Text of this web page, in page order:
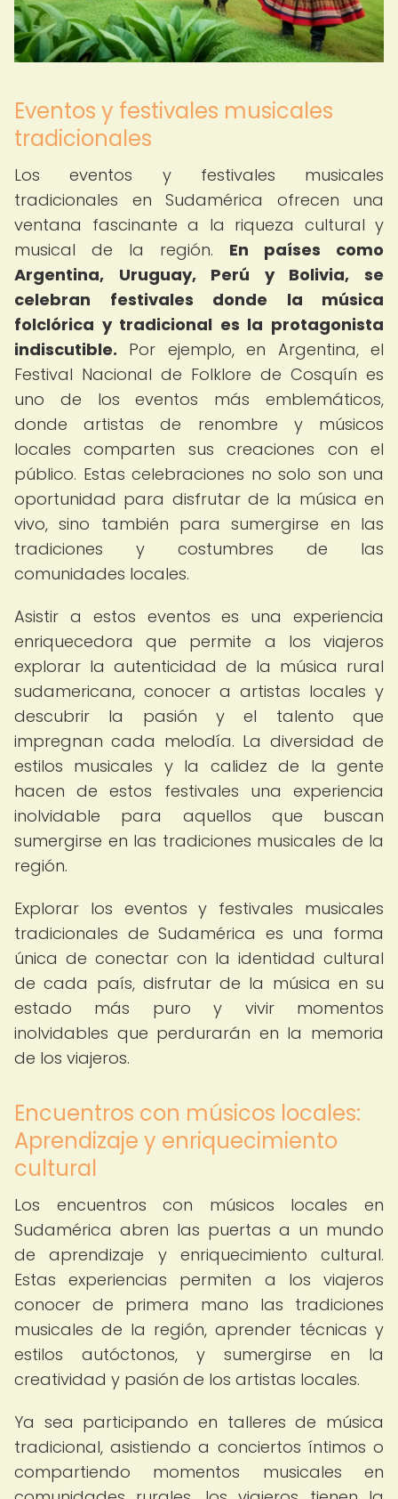
Eventos y festivales musicales
tradicionales
Los eventos y festivales musicales
tradicionales en Sudamérica ofrecen una
ventana fascinante a la riqueza cultural y
musical de la región. En países como
Argentina, Uruguay, Perú y Bolivia, se
celebran festivales donde la música
folclórica y tradicional es la protagonista
indiscutible. Por ejemplo, en Argentina, el
Festival Nacional de Folklore de Cosquín es
uno de los eventos más emblemáticos,
donde artistas de renombre y músicos
locales comparten sus creaciones con el
público. Estas celebraciones no solo son una
oportunidad para disfrutar de la música en
vivo, sino también para sumergirse en las
tradiciones y costumbres de las
comunidades locales.
Asistir a estos eventos es una experiencia
enriquecedora que permite a los viajeros
explorar la autenticidad de la música rural
sudamericana, conocer a artistas locales y
descubrir la pasión y el talento que
impregnan cada melodía. La diversidad de
estilos musicales y la calidez de la gente
hacen de estos festivales una experiencia
inolvidable para aquellos que buscan
sumergirse en las tradiciones musicales de la
región.
Explorar los eventos y festivales musicales
tradicionales de Sudamérica es una forma
única de conectar con la identidad cultural
de cada país, disfrutar de la música en su
estado más puro y vivir momentos
inolvidables que perdurarán en la memoria
de los viajeros.
Encuentros con músicos locales:
Aprendizaje y enriquecimiento
cultural
Los encuentros con músicos locales en
Sudamérica abren las puertas a un mundo
de aprendizaje y enriquecimiento cultural.
Estas experiencias permiten a los viajeros
conocer de primera mano las tradiciones
musicales de la región, aprender técnicas y
estilos autóctonos, y sumergirse en la
creatividad y pasión de los artistas locales.
Ya sea participando en talleres de música
tradicional, asistiendo a conciertos íntimos o
compartiendo momentos musicales en